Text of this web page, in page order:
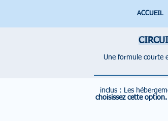
ACCUEIL
Une formule courte
inclus : Les
choisissez cette option.